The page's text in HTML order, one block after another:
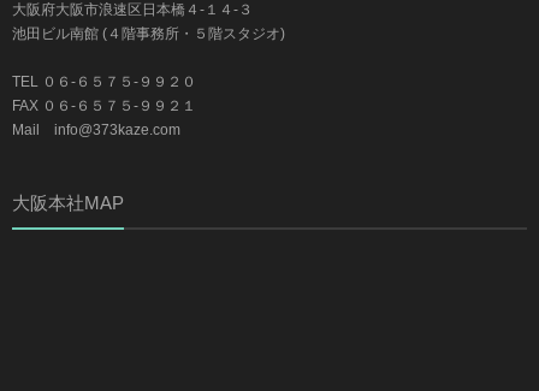
大阪府大阪市浪速区日本橋４-１４-３
池田ビル南館 (４階事務所・５階スタジオ)
TEL ０６-６５７５-９９２０
FAX ０６-６５７５-９９２１
Mail info@373kaze.com
大阪本社MAP